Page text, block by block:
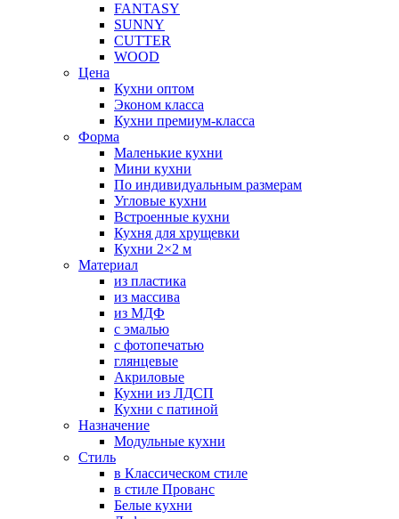
FANTASY
SUNNY
CUTTER
WOOD
Цена
Кухни оптом
Эконом класса
Кухни премиум-класса
Форма
Маленькие кухни
Мини кухни
По индивидуальным размерам
Угловые кухни
Встроенные кухни
Кухня для хрущевки
Кухни 2×2 м
Материал
из пластика
из массива
из МДФ
с эмалью
с фотопечатью
глянцевые
Акриловые
Кухни из ЛДСП
Кухни с патиной
Назначение
Модульные кухни
Стиль
в Классическом стиле
в стиле Прованс
Белые кухни